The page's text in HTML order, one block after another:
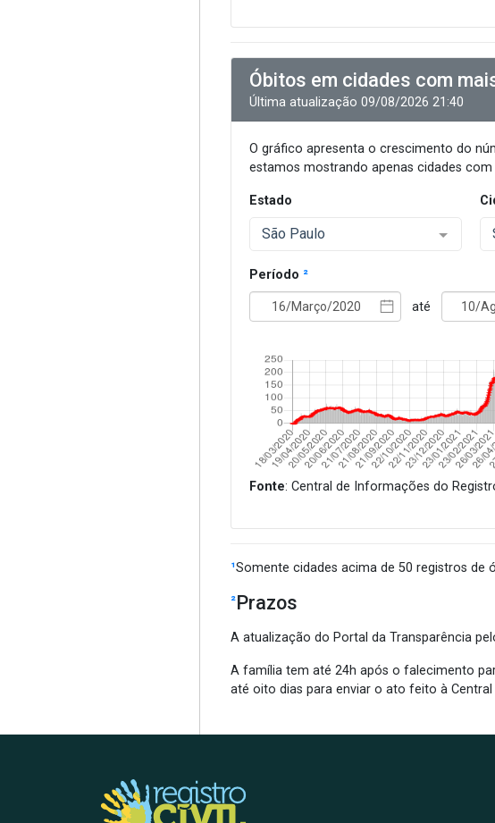
Óbitos em cidades com
Última atualização 09/08/2026 21:40
O gráfico apresenta o crescimento do
estamos mostrando apenas cidades
Estado
São Paulo
Período ²
até
Fonte: Central de Informações do
¹Somente cidades acima de 50 registros de
² Prazos
A atualização do Portal da Transparência
A família tem até 24h após o falecimento
até oito dias para enviar o ato feito à